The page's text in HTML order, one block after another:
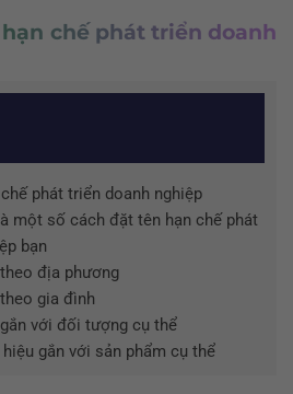
chế phát triển doanh
phát triển doanh nghiệp
một số cách đặt tên hạn chế phát
bạn
địa phương
gia đình
với đối tượng cụ thể
gắn với sản phẩm cụ thể